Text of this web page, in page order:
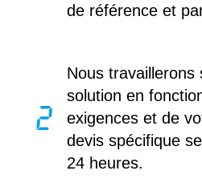
de référence et
Nous travaillerons
solution en
exigences et de
devis spécifique
24 heures.